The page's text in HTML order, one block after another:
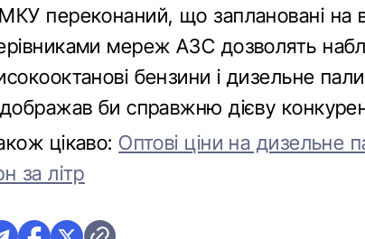
переконаний, що заплановані на
мереж АЗС дозволять
бензини і дизельне
би справжню дієву
цікаво:Оптові ціни на дизельне
за літр